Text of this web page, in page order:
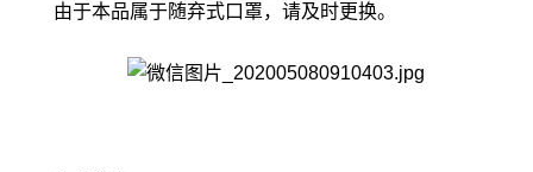
由于本品属于随弃式口罩，请及时更换。